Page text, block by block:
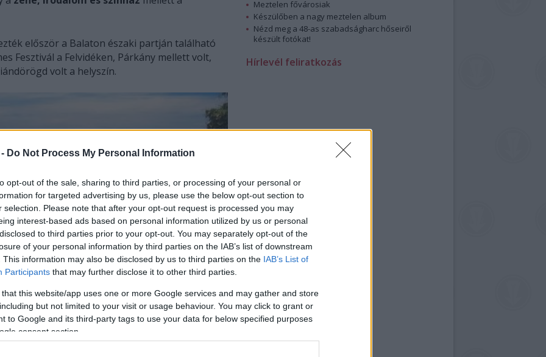
Do Not Process My Personal Information
opt-out of the sale, sharing to third parties, or processing of your personal or
for targeted advertising by us, please use the below opt-out section to
selection. Please note that after your opt-out request is processed you may
interest-based ads based on personal information utilized by us or personal
to third parties prior to your opt-out. You may separately opt-out of the
of your personal information by third parties on the IAB’s list of downstream
This information may also be disclosed by us to third parties on the IAB’s List of
Participants that may further disclose it to other third parties.
that this website/app uses one or more Google services and may gather and store
but not limited to your visit or usage behaviour. You may click to grant or
to Google and its third-party tags to use your data for below specified purposes
consent section.
először a Balaton északi partján található
Fesztivál a Felvidéken, Párkány mellett volt,
volt a helyszín.
programturizmus.hu
Meztelen fővárosiak
Készülőben a nagy meztelen album
Nézd meg a 48-as szabadságharc hőseiről
készült fotókat!
Hírlevél feliratkozás